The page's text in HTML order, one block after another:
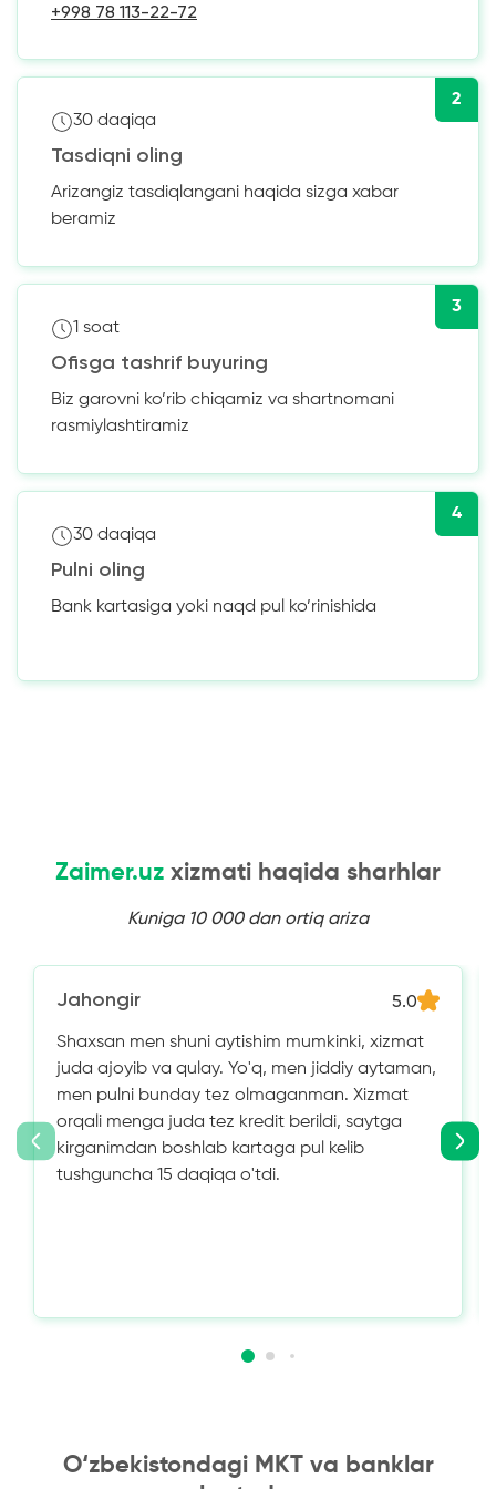
+998 78 113-22-72
2
30 daqiqa
Tasdiqni oling
Arizangiz tasdiqlangani haqida sizga xabar
beramiz
3
1 soat
Ofisga tashrif buyuring
Biz garovni ko’rib chiqamiz va shartnomani
rasmiylashtiramiz
4
30 daqiqa
Pulni oling
Bank kartasiga yoki naqd pul ko’rinishida
Zaimer.uz xizmati haqida sharhlar
Kuniga 10 000 dan ortiq ariza
Jahongir 5.0
Shaxsan men shuni aytishim mumkinki, xizmat
juda ajoyib va ​​qulay. Yo'q, men jiddiy aytaman,
men pulni bunday tez olmaganman. Xizmat
orqali menga juda tez kredit berildi, saytga
kirganimdan boshlab kartaga pul kelib
tushguncha 15 daqiqa o'tdi.
O‘zbekistondagi MKT va banklar